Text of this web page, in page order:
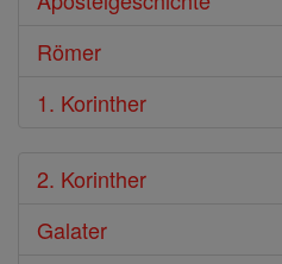
Römer
1. Korinther
2. Korinther
Galater